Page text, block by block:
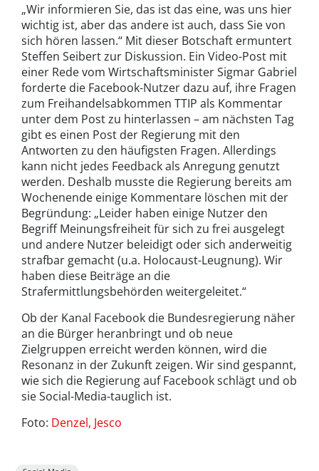
„Wir informieren Sie, das ist das eine, was uns hier
wichtig ist, aber das andere ist auch, dass Sie von
sich hören lassen.“ Mit dieser Botschaft ermuntert
Steffen Seibert zur Diskussion. Ein Video-Post mit
einer Rede vom Wirtschaftsminister Sigmar Gabriel
forderte die Facebook-Nutzer dazu auf, ihre Fragen
zum Freihandelsabkommen TTIP als Kommentar
unter dem Post zu hinterlassen – am nächsten Tag
gibt es einen Post der Regierung mit den
Antworten zu den häufigsten Fragen. Allerdings
kann nicht jedes Feedback als Anregung genutzt
werden. Deshalb musste die Regierung bereits am
Wochenende einige Kommentare löschen mit der
Begründung: „Leider haben einige Nutzer den
Begriff Meinungsfreiheit für sich zu frei ausgelegt
und andere Nutzer beleidigt oder sich anderweitig
strafbar gemacht (u.a. Holocaust-Leugnung). Wir
haben diese Beiträge an die
Strafermittlungsbehörden weitergeleitet.“
Ob der Kanal Facebook die Bundesregierung näher
an die Bürger heranbringt und ob neue
Zielgruppen erreicht werden können, wird die
Resonanz in der Zukunft zeigen. Wir sind gespannt,
wie sich die Regierung auf Facebook schlägt und ob
sie Social-Media-tauglich ist.
Foto: Denzel, Jesco